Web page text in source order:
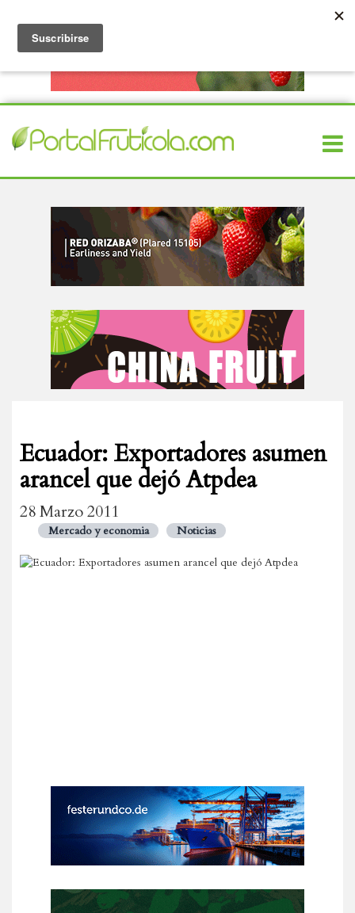
Ecuador: Exportadores asumen
arancel que dejó Atpdea
28 Marzo 2011
Mercado y economia Noticias